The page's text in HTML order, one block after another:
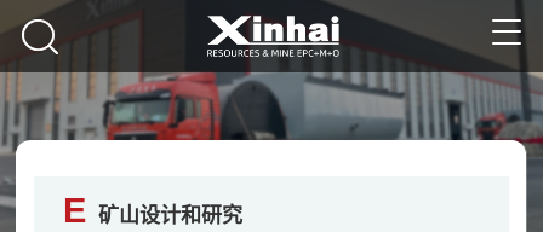
E 矿山设计和研究